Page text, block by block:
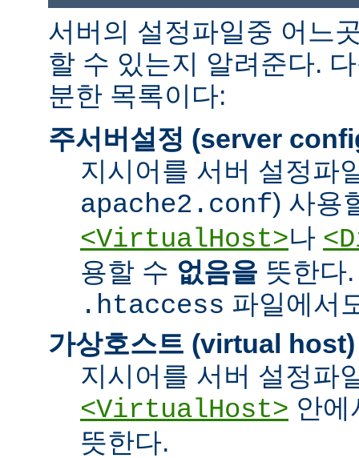
서버의 설정파일중 어느
할 수 있는지 알려준다.
분한 목록이다:
주서버설정 (server
지시어를 서버 설정파
apache2.conf) 사용
<VirtualHost>나
용할 수 없음을 뜻한다
.htaccess 파일에서
가상호스트 (virtual host)
지시어를 서버 설정파
<VirtualHost> 안에
뜻한다.